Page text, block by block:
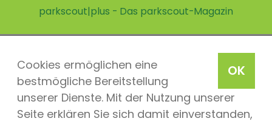
OK
Cookies ermöglichen eine
bestmögliche Bereitstellung
unserer Dienste. Mit der Nutzung unserer
Seite erklären Sie sich damit einverstanden,
parkscout|plus - Das parkscout-Magazin